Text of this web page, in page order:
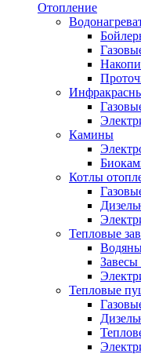
Отопление
Камины
Котлы
Тепловые
Завесы
Тепловые